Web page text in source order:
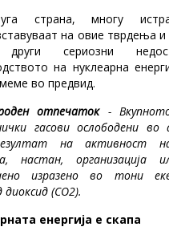
страна, многу
на овие тврдења и
други сериозни
на нуклеарна
во предвид.
отпечаток -
гасови ослободени
на активност
настан, организација
изразено во тони
диоксид (CO2).
енергија е скапа